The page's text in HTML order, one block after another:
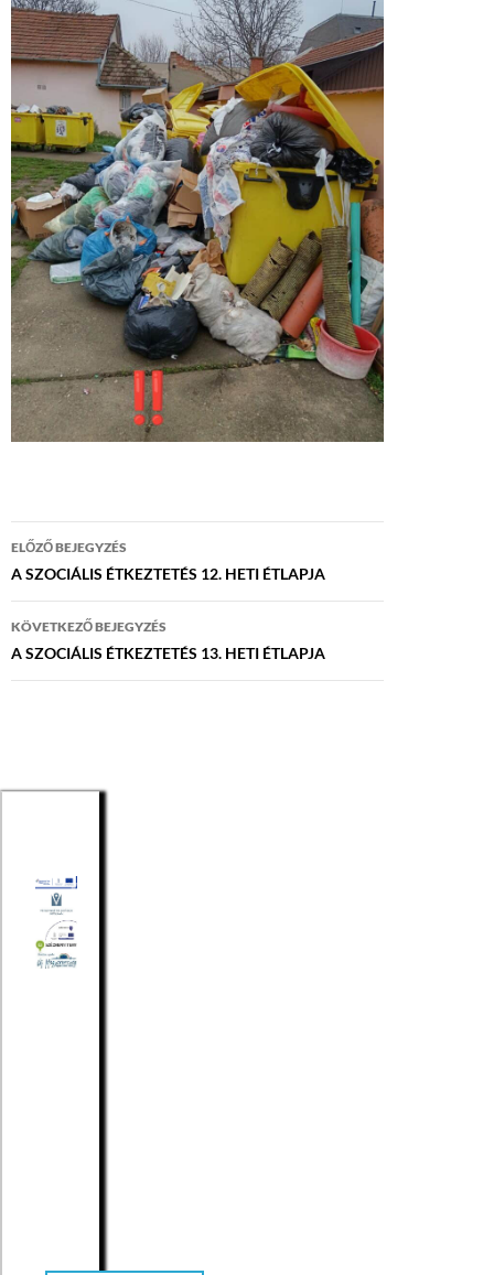
Bejegyzés
navigáció
ELŐZŐ BEJEGYZÉS
A SZOCIÁLIS ÉTKEZTETÉS 12. HETI ÉTLAPJA
KÖVETKEZŐ BEJEGYZÉS
A SZOCIÁLIS ÉTKEZTETÉS 13. HETI ÉTLAPJA